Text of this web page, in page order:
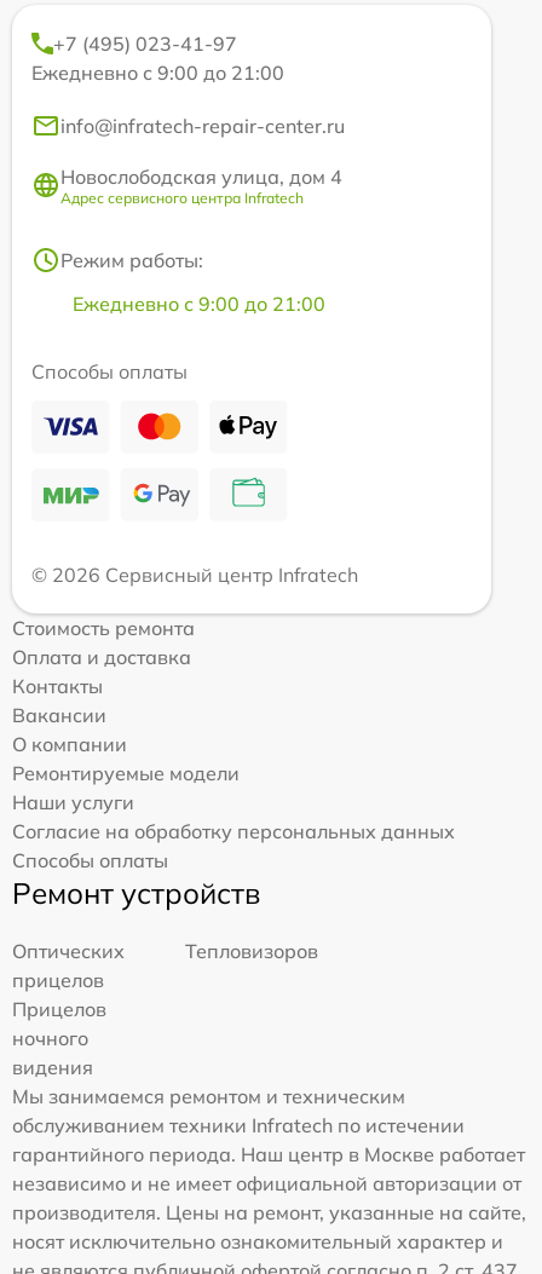
+7 (495) 023-41-97
Ежедневно с 9:00 до 21:00
info@infratech-repair-center.ru
Новослободская улица, дом 4
Адрес сервисного центра Infratech
Режим работы:
Ежедневно с 9:00 до 21:00
Способы оплаты
© 2026 Сервисный центр Infratech
Стоимость ремонта
Оплата и доставка
Контакты
Вакансии
О компании
Ремонтируемые модели
Наши услуги
Согласие на обработку персональных данных
Способы оплаты
Ремонт устройств
Оптических
прицелов
Тепловизоров
Прицелов
ночного
видения
Мы занимаемся ремонтом и техническим
обслуживанием техники Infratech по истечении
гарантийного периода. Наш центр в Москве работает
независимо и не имеет официальной авторизации от
производителя. Цены на ремонт, указанные на сайте,
носят исключительно ознакомительный характер и